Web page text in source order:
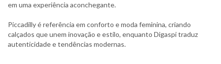
em uma experiência aconchegante.
Piccadilly é referência em conforto e moda feminina, criando
calçados que unem inovação e estilo, enquanto Digaspi traduz
autenticidade e tendências modernas.